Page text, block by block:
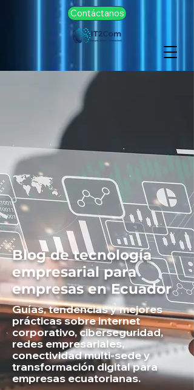
Contáctanos
Blog de tecnología
empresarial para
empresas en Ecuador
Guías, tendencias y mejores
prácticas sobre internet
corporativo, ciberseguridad,
redes empresariales,
conectividad multi-sede y
transformación digital para
empresas ecuatorianas.